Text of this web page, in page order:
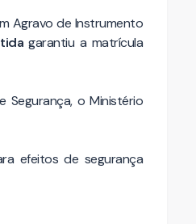
Agravo de Instrumento
garantiu a matrícula
Segurança, o Ministério
efeitos de segurança